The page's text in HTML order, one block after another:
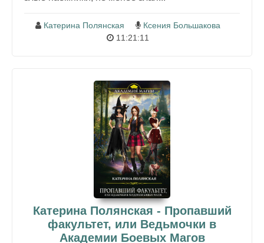
Катерина Полянская
Ксения Большакова
11:21:11
Катерина Полянская - Пропавший
факультет, или Ведьмочки в
Академии Боевых Магов